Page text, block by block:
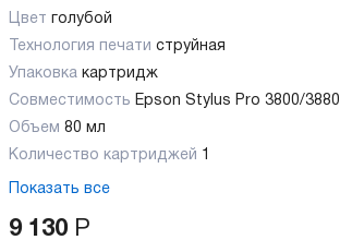
Цвет голубой
Технология печати струйная
Упаковка картридж
Совместимость Epson Stylus Pro 3800/3880
Объем 80 мл
Количество картриджей 1
Показать все
9 130 Р